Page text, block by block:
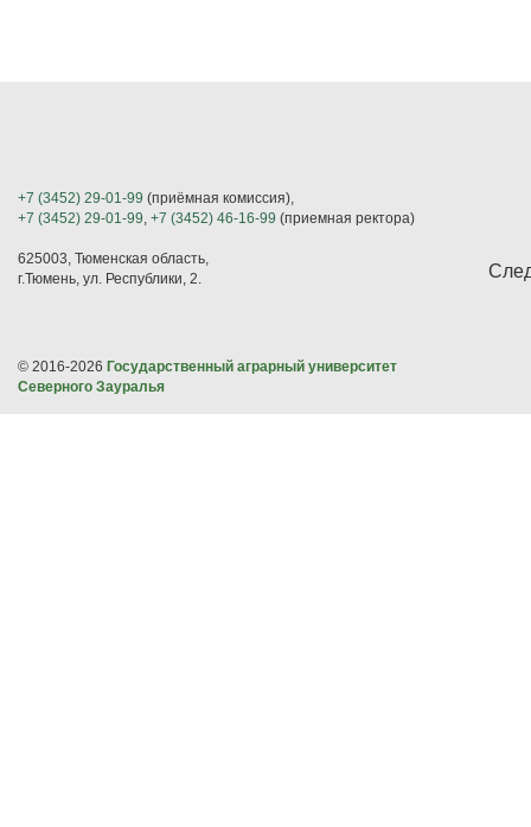
+7 (3452) 29-01-99 (приёмная комиссия),
+7 (3452) 29-01-99, +7 (3452) 46-16-99 (приемная ректора)
625003, Тюменская область,
г.Тюмень, ул. Республики, 2.
© 2016-2026 Государственный аграрный университет
Северного Зауралья